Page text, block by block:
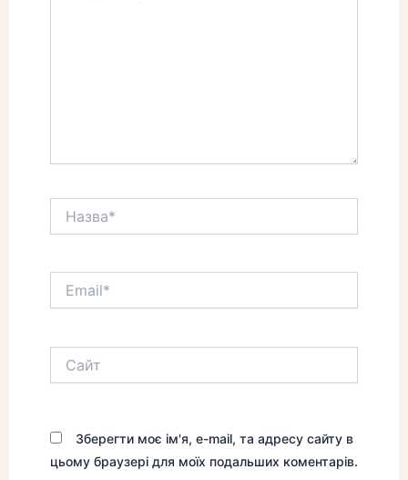
Зберегти моє ім'я, e-mail, та адресу сайту в
цьому браузері для моїх подальших коментарів.